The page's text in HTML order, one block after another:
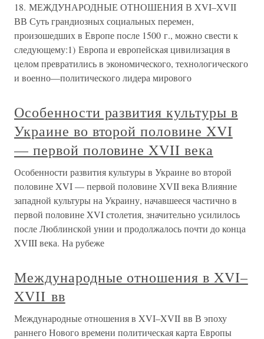
18. МЕЖДУНАРОДНЫЕ ОТНОШЕНИЯ В XVI–XVII
ВВ Суть грандиозных социальных перемен,
произошедших в Европе после 1500 г., можно свести к
следующему:1) Европа и европейская цивилизация в
целом превратились в экономического, технологического
и военно—политического лидера мирового
Особенности развития культуры в
Украине во второй половине XVI
— первой половине XVII века
Особенности развития культуры в Украине во второй
половине XVI — первой половине XVII века Влияние
западной культуры на Украину, начавшееся частично в
первой половине XVI столетия, значительно усилилось
после Люблинской унии и продолжалось почти до конца
XVIII века. На рубеже
Международные отношения в XVI–
XVII вв
Международные отношения в XVI–XVII вв В эпоху
раннего Нового времени политическая карта Европы